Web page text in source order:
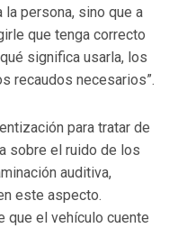
la persona, sino que a
que tenga correcto
significa usarla, los
recaudos necesarios”.
para tratar de
sobre el ruido de los
auditiva,
este aspecto.
que el vehículo cuente